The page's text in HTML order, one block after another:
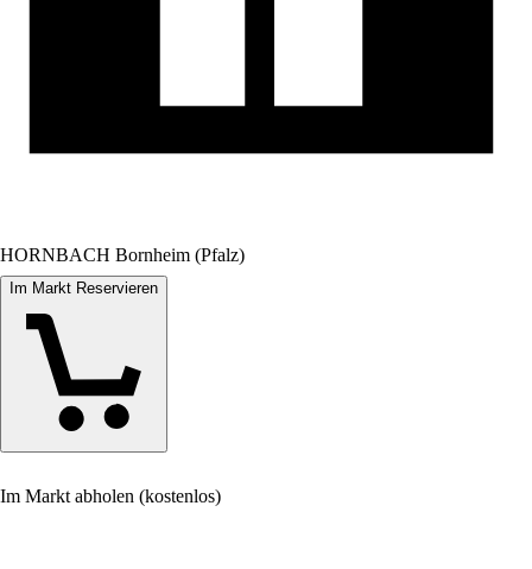
HORNBACH Bornheim (Pfalz)
Im Markt Reservieren
Im Markt abholen (kostenlos)